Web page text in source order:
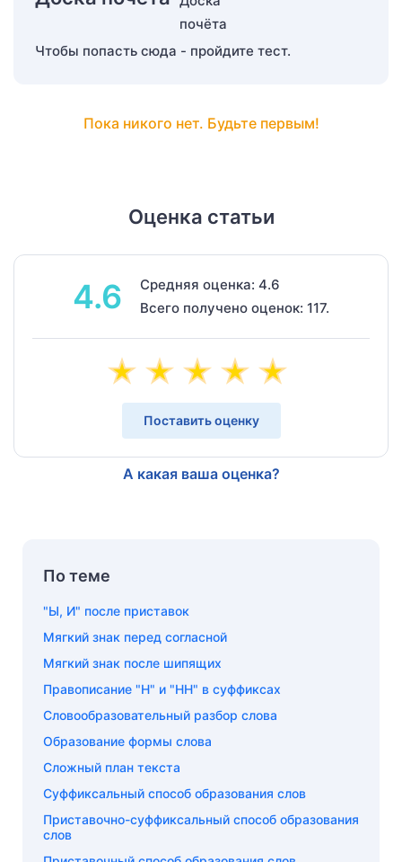
Чтобы попасть сюда - пройдите тест.
Пока никого нет. Будьте первым!
Оценка статьи
4.6
Средняя оценка: 4.6
Всего получено оценок: 117.
Поставить оценку
А какая ваша оценка?
По теме
"Ы, И" после приставок
Мягкий знак перед согласной
Мягкий знак после шипящих
Правописание "Н" и "НН" в суффиксах
Словообразовательный разбор слова
Образование формы слова
Сложный план текста
Суффиксальный способ образования слов
Приставочно-суффиксальный способ образования
слов